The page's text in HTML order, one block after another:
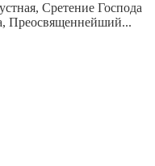
Сретение Господа
Преосвященнейший...